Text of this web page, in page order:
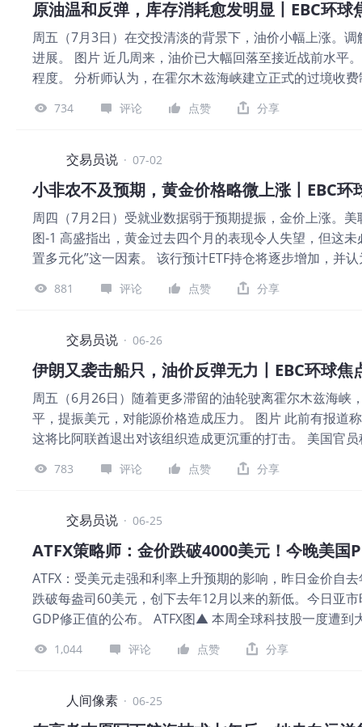
ChatGPT 横空出世。 我们有理由认为，AI 是新一轮康
经显而易见，也已成为全民共识，但是我们离高级人工
足，一切都还在拓荒期。但是 AI 不是虚无缥缈的概念，
全球贸易总量的 1/6，更是拉动了当年 42% 的贸易增速
10 年左右的朱格拉周期（产能周期）、3 年左右的基钦
周期与 AI 基础设施建设引发的朱
原油温和反弹，库存消耗愈发明显丨EBC环球
周五（7月3日）在交投清淡的背景下，油价小幅上涨。
进展。 图片 近几周来，油价已大幅回落至接近战前水平
程度。 分析师认为，在霍尔木兹海峡建立正式的过境收
管辖权。 美国能源信息署数据显示，4月份美国原油产
响，生产商纷纷增加产量。 与此同时，由于出口量持续
将2027年的预测下调至75美元。 图片 EBC金融集团分
超卖状况。这可能会引发短期反弹修正，从而重新测试
款】：本材料仅供一般参考使用，无意作为（也不应被
734 评论 点赞 分享
交易员说 · 07-02
小非农不及预期，黄金价格略微上涨丨EBC环
周四（7月2日）受就业数据弱于预期提振，金价上涨。
图-1 高盛指出，黄金过去四个月的表现令人失望，但这
置多元化”这一因素。 该行预计ETF持仓将逐步增加，并
明年下半年。 国际货币金融机构官方论坛的一项调查显
战略性货币资产。 61%的受访者预计，到2027年6月，
发的燃料短缺问题。 文章配图-1 EBC金融集团分析师表
从当前4000美元附近出现的任何短期反弹，都应被视为
及免责条款】：本材料仅供一般参考使用，无意作为（
881 评论 点赞 分享
交易员说 · 06-26
伊朗又袭击船只，油价反弹无力丨EBC环球焦
周五（6月26日）随着更多滞留的油轮驶离霍尔木兹海
平，提振美元，对能源价格造成压力。 图片 此前有报道
这将比阿联酋退出对该组织造成更沉重的打击。 美国官
协议受到动摇。此时正逢非OPEC产油国增加石油产量
Wirth表示，过去6到12个月里，美国的页岩油产量“可
至6月19日当周，美国原油库存减少了610万桶。这是自
特原油正处于强劲的下跌行情中，相对强弱指数随价格
能性。 热门品种简报 图片 【EBC风险提示及免责条款
务、投资或其他建议。
783 评论 点赞 分享
交易员说 · 06-25
ATFX策略师：金价跌破4000美元！今晚美国
ATFX：受美元走强和利率上升预期的影响，昨日金价自
跌破每盎司60美元，创下去年12月以来的新低。今日亚
GDP修正值的公布。 ATFX图▲ 本周全球科技股一度遭
资产，定价逻辑迥异。但在大规模跨市场抛售中，两者
已过度扩张的担忧。 当科技股持仓遭遇亏损，投资者需
一年新高。美元走强使得以美元计价的黄金对海外买家
数涨幅，价格翻了一番以上，主要得益于各国央行、基
1,044 评论 点赞 分享
人间像素 · 06-25